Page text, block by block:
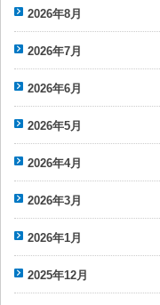
2026年8月
2026年7月
2026年6月
2026年5月
2026年4月
2026年3月
2026年1月
2025年12月